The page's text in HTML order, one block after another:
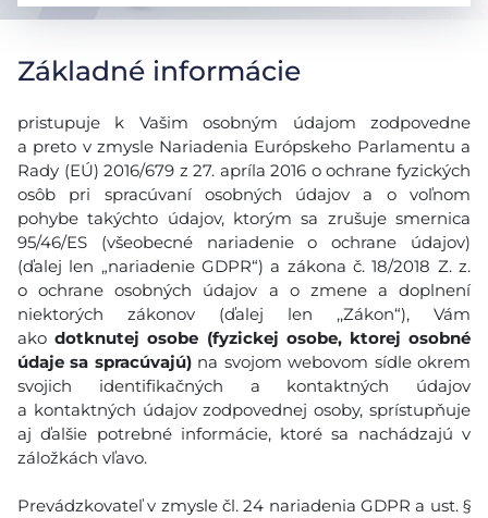
Základné informácie
pristupuje k Vašim osobným údajom zodpovedne
a preto v zmysle Nariadenia Európskeho Parlamentu a
Rady (EÚ) 2016/679 z 27. apríla 2016 o ochrane fyzických
osôb pri spracúvaní osobných údajov a o voľnom
pohybe takýchto údajov, ktorým sa zrušuje smernica
95/46/ES (všeobecné nariadenie o ochrane údajov)
(ďalej len „nariadenie GDPR“) a zákona č. 18/2018 Z. z.
o ochrane osobných údajov a o zmene a doplnení
niektorých zákonov (ďalej len ,,Zákon“), Vám
akodotknutej osobe (fyzickej osobe, ktorej osobné
údaje sa spracúvajú)na svojom webovom sídle okrem
svojich identifikačných a kontaktných údajov
a kontaktných údajov zodpovednej osoby, sprístupňuje
aj ďalšie potrebné informácie, ktoré sa nachádzajú v
záložkách vľavo.
Prevádzkovateľ v zmysle čl. 24 nariadenia GDPR a ust. §